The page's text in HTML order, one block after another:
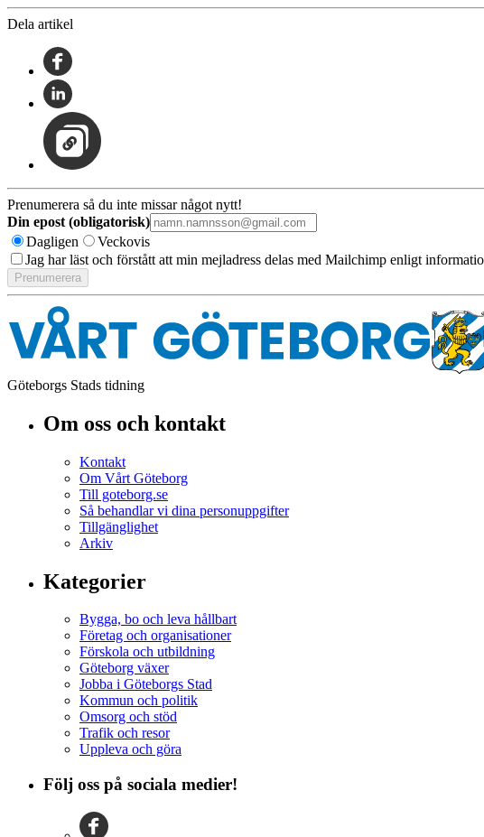
Dela artikel
Prenumerera så du inte missar något nytt!
Din epost (obligatorisk)
Dagligen
Veckovis
Jag har läst och förstått att min mejladress delas med Mailchimp enligt
Göteborgs Stads tidning
Om oss och kontakt
Kontakt
Om Vårt Göteborg
Till goteborg.se
Så behandlar vi dina personuppgifter
Tillgänglighet
Arkiv
Kategorier
Bygga, bo och leva hållbart
Företag och organisationer
Förskola och utbildning
Göteborg växer
Jobba i Göteborgs Stad
Kommun och politik
Omsorg och stöd
Trafik och resor
Uppleva och göra
Följ oss på sociala medier!